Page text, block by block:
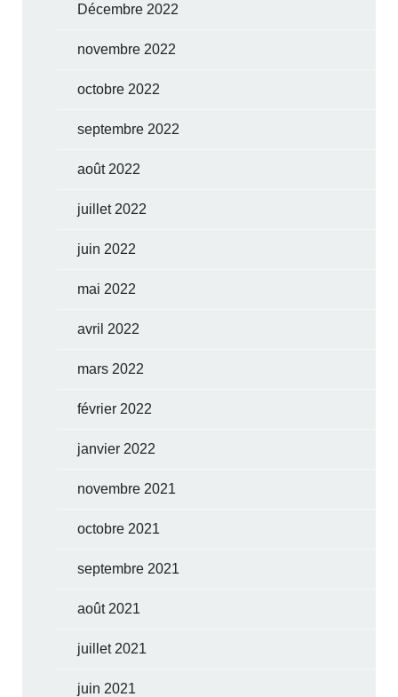
Décembre 2022
novembre 2022
octobre 2022
septembre 2022
août 2022
juillet 2022
juin 2022
mai 2022
avril 2022
mars 2022
février 2022
janvier 2022
novembre 2021
octobre 2021
septembre 2021
août 2021
juillet 2021
juin 2021